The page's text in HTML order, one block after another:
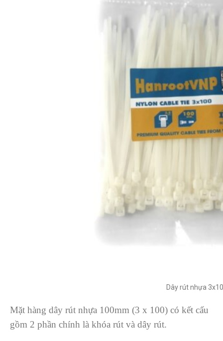
Dây rút nhựa
Mặt hàng dây rút nhựa 100mm (3 x 100) có kết cấu
gồm 2 phần chính là khóa rút và dây rút.